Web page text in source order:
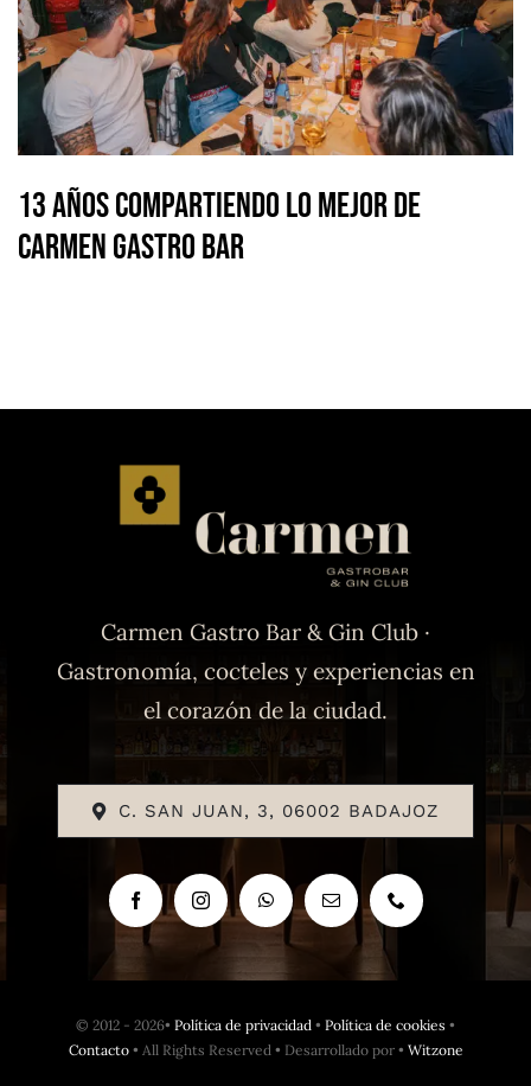
13 Años Compartiendo lo Mejor de
Carmen Gastro Bar
Carmen Gastro Bar & Gin Club ·
Gastronomía, cocteles y experiencias en
el corazón de la ciudad.
C. SAN JUAN, 3, 06002 BADAJOZ
© 2012 - 2026• Política de privacidad • Política de cookies •
Contacto• All Rights Reserved • Desarrollado por • Witzone